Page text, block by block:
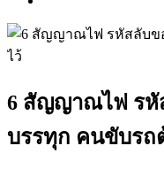
6 สัญญาณไฟ รหั
บรรทุก คนขับรถ